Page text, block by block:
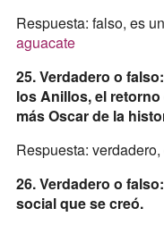
Respuesta: falso, es
aguacate
25. Verdadero o
los Anillos, el
más Oscar de la
Respuesta:
26. Verdadero o
social que se creó.